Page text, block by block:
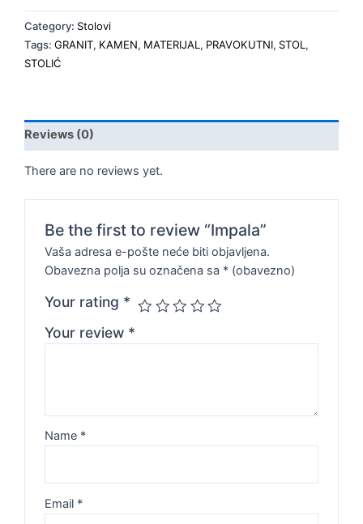
Category: Stolovi
Tags: GRANIT, KAMEN, MATERIJAL , PRAVOKUTNI, STOL ,
STOLIĆ
Reviews (0)
There are no reviews yet.
Be the first to review “Impala”
Vaša adresa e-pošte neće biti objavljena.
Obavezna polja su označena sa * (obavezno)
Your rating *
Your review *
Name *
Email *